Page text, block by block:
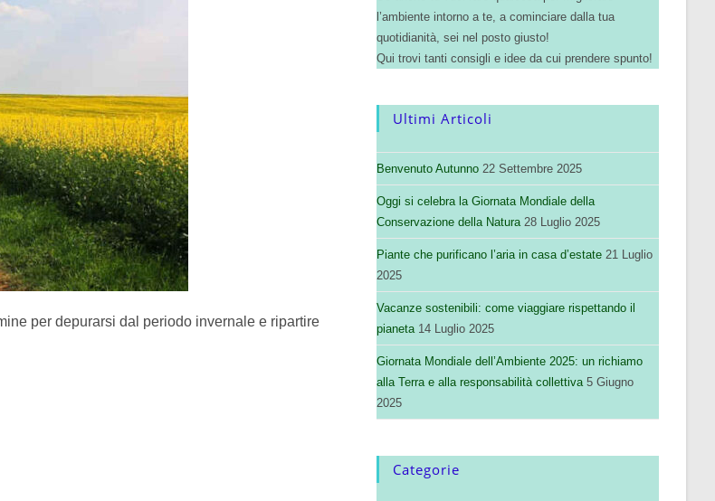
per depurarsi dal periodo invernale e ripartire
l’ambiente intorno a te, a cominciare dalla tua
quotidianità, sei nel posto giusto!
Qui trovi tanti consigli e idee da cui prendere spunto!
Ultimi Articoli
Benvenuto Autunno 22 Settembre 2025
Oggi si celebra la Giornata Mondiale della
Conservazione della Natura 28 Luglio 2025
Piante che purificano l’aria in casa d’estate 21 Luglio
2025
Vacanze sostenibili: come viaggiare rispettando il
pianeta 14 Luglio 2025
Giornata Mondiale dell’Ambiente 2025: un richiamo
alla Terra e alla responsabilità collettiva 5 Giugno
2025
Categorie